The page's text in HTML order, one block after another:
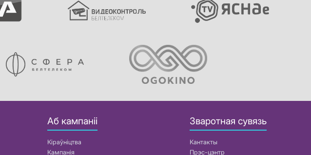
Аб кампаніі
Кіраўніцтва
Кампанія
Зваротная сувязь
Кантакты
Прэс-цэнтр